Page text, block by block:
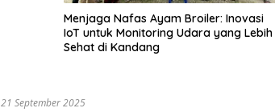
Menjaga Nafas Ayam Broiler: Inovasi
IoT untuk Monitoring Udara yang Lebih
Sehat di Kandang
21 September 2025